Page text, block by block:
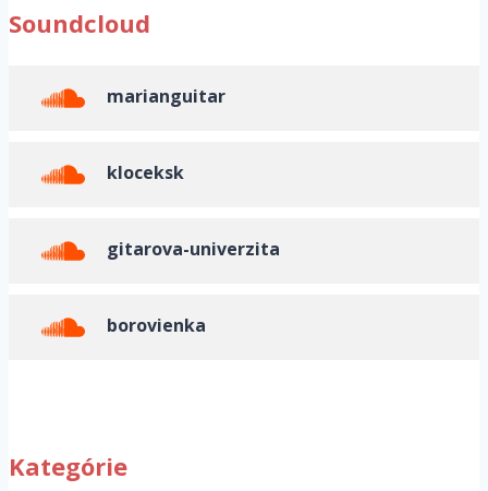
Soundcloud
marianguitar
kloceksk
gitarova-univerzita
borovienka
Kategórie